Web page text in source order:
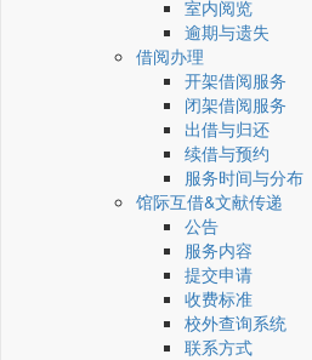
室内阅览
逾期与遗失
借阅办理
开架借阅服务
闭架借阅服务
出借与归还
续借与预约
服务时间与分布
馆际互借&文献传递
公告
服务内容
提交申请
收费标准
校外查询系统
联系方式